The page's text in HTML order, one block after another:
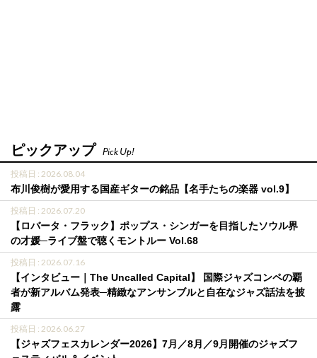
ピックアップ Pick Up!
投稿日 : 2026.08.04
布川俊樹が愛用する国産ギターの銘品【名手たちの楽器 vol.9】
投稿日 : 2026.07.20
【ロバータ・フラック】ポップス・シンガーを目指したソウル界
の才媛─ライブ盤で聴くモントルー Vol.68
投稿日 : 2026.07.16
【インタビュー｜The Uncalled Capital】 国際ジャズコンペの覇
者が新アルバム発表─精緻なアンサンブルと自在なジャズ話法を披
露
投稿日 : 2026.06.27
【ジャズフェスカレンダー2026】7月／8月／9月開催のジャズフ